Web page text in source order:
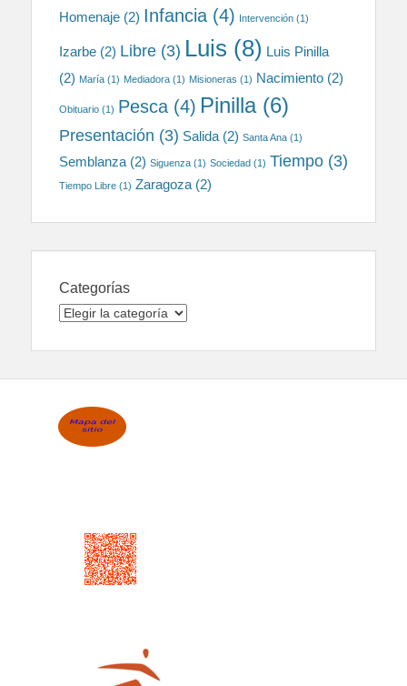
Homenaje (2) Infancia (4) Intervención (1)
Izarbe (2) Libre (3) Luis (8) Luis Pinilla
(2) María (1) Mediadora (1) Misioneras (1) Nacimiento (2)
Obituario (1) Pesca (4) Pinilla(6)
Presentación (3) Salida (2) Santa Ana (1)
Semblanza (2) Siguenza (1) Sociedad (1) Tiempo (3)
Tiempo Libre (1) Zaragoza (2)
Categorías
Categorías